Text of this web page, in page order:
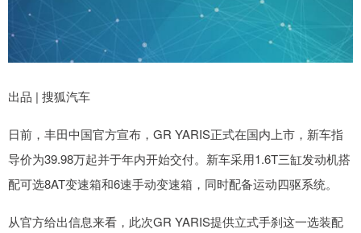
出品 | 搜狐汽车
日前，丰田中国官方宣布，GR YARIS正式在国内上市，新车指
导价为39.98万起并于年内开始交付。新车采用1.6T三缸发动机搭
配可选8AT变速箱和6速手动变速箱，同时配备运动四驱系统。
从官方给出信息来看，此次GR YARIS提供立式手刹这一选装配